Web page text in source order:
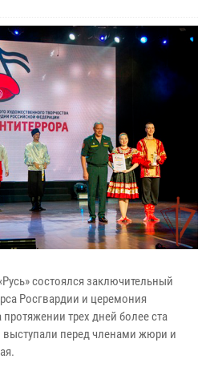
состоялся заключительный
Росгвардии и церемония
трех дней более ста
выступали перед членами жюри и